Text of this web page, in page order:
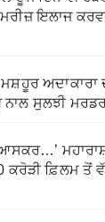
ਮਰੀਜ਼ ਇਲਾਜ
ਅਦਾਕਾਰਾ
ਸੁਲਝੀ
ਆਸਕਰ…’
ਕਰੋੜੀ ਫ਼ਿਲਮ ਤੋਂ